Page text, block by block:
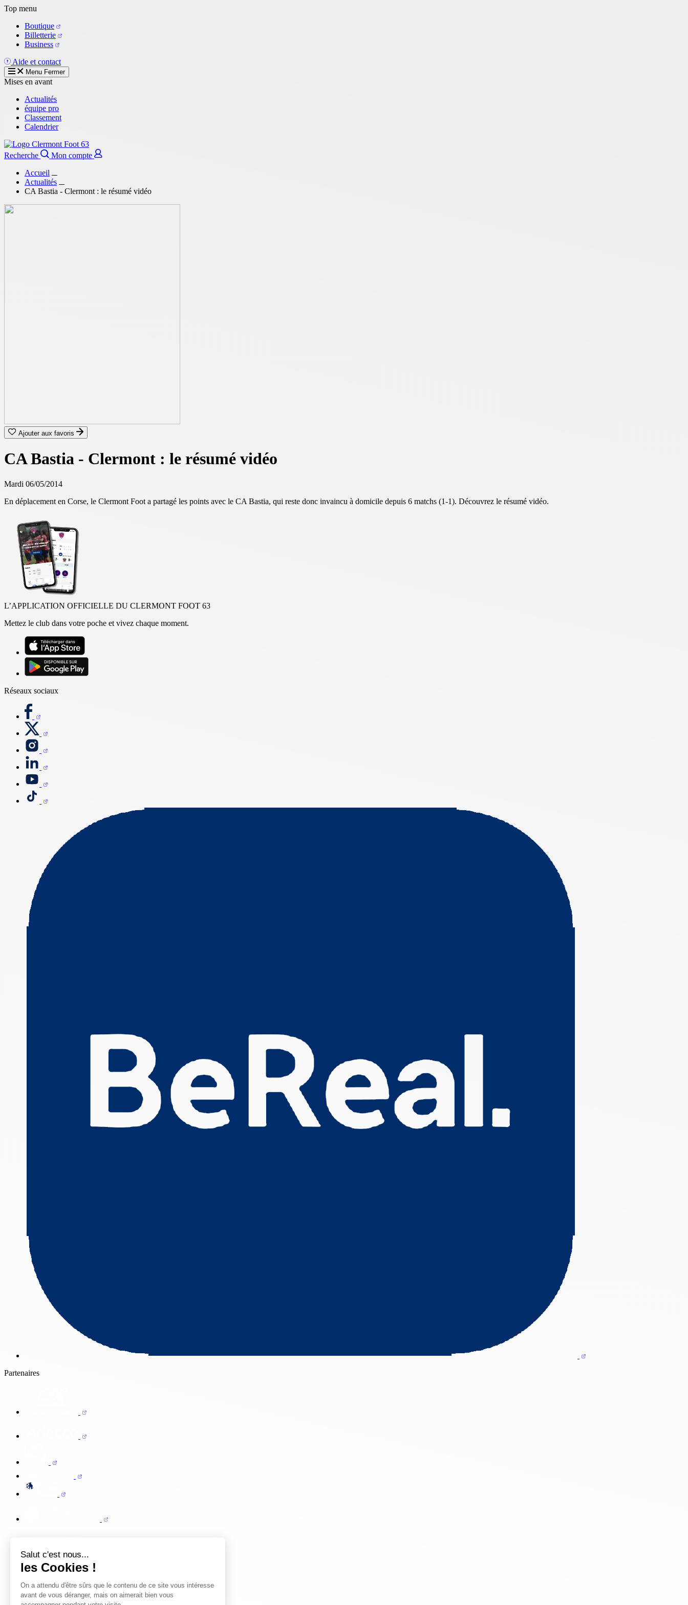
Salut c'est nous...
les Cookies !
On a attendu d'être sûrs que le contenu de ce site vous intéresse
avant de vous déranger, mais on aimerait bien vous
Aller
contenu
principal
Top menu
Boutique
Billetterie
Business
Aide et contact
Menu Fermer
Mises en avant
Actualités
équipe pro
Classement
Calendrier
Recherche
Mon compte
Accueil
Actualités
CA Bastia - Clermont : le résumé vidéo
Ajouter aux favoris
CA Bastia - Clermont : le résumé vidéo
Mardi 06/05/2014
En déplacement en Corse, le Clermont Foot a partagé les points avec le CA Bastia, qui reste donc invaincu à domicile depuis 6 matchs (1-1). Découvrez le résumé vidéo.
L’APPLICATION OFFICIELLE DU CLERMONT FOOT 63
Mettez le club dans votre poche et vivez chaque moment.
Réseaux sociaux
Partenaires